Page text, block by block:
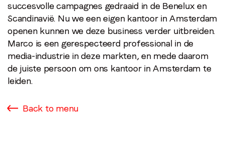
succesvolle campagnes gedraaid in de Benelux en
Scandinavië. Nu we een eigen kantoor in Amsterdam
openen kunnen we deze business verder uitbreiden.
Marco is een gerespecteerd professional in de
media-industrie in deze markten, en mede daarom
de juiste persoon om ons kantoor in Amsterdam te
leiden.
Back to menu